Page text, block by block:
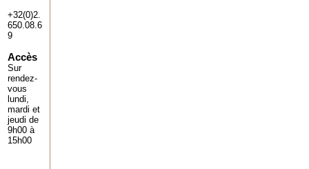
+32(0)2.
650.08.6
9
Accès
Sur
rendez-
vous
lundi,
mardi et
jeudi de
9h00 à
15h00